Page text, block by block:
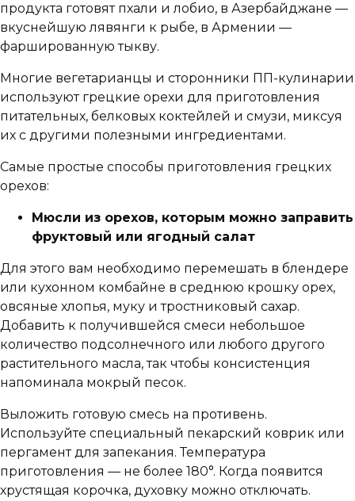
продукта готовят пхали и лобио, в Азербайджане —
вкуснейшую лявянги к рыбе, в Армении —
фаршированную тыкву.
Многие вегетарианцы и сторонники ПП-кулинарии
используют грецкие орехи для приготовления
питательных, белковых коктейлей и смузи, миксуя
их с другими полезными ингредиентами.
Самые простые способы приготовления грецких
орехов:
Мюсли из орехов, которым можно заправить
фруктовый или ягодный салат
Для этого вам необходимо перемешать в блендере
или кухонном комбайне в среднюю крошку орех,
овсяные хлопья, муку и тростниковый сахар.
Добавить к получившейся смеси небольшое
количество подсолнечного или любого другого
растительного масла, так чтобы консистенция
напоминала мокрый песок.
Выложить готовую смесь на противень.
Используйте специальный пекарский коврик или
пергамент для запекания. Температура
приготовления — не более 180°. Когда появится
хрустящая корочка, духовку можно отключать.